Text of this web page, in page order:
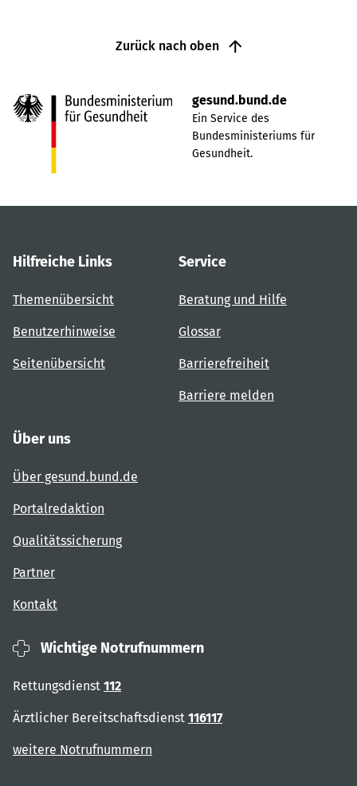
Zurück nach oben
gesund.bund.de
Ein Service des
Bundesministeriums für
Gesundheit.
Hilfreiche Links
Themenübersicht
Benutzerhinweise
Seitenübersicht
Service
Beratung und Hilfe
Glossar
Barrierefreiheit
Barriere melden
Über uns
Über gesund.bund.de
Portalredaktion
Qualitätssicherung
Partner
Kontakt
Wichtige Notrufnummern
Rettungsdienst 112
Ärztlicher Bereitschaftsdienst 116117
weitere Notrufnummern